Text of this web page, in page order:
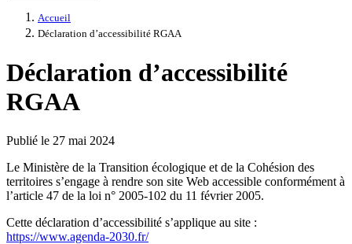
Accueil
Déclaration d’accessibilité RGAA
Déclaration d’accessibilité
RGAA
Publié le 27 mai 2024
Le Ministère de la Transition écologique et de la Cohésion des
territoires s’engage à rendre son site Web accessible conformément à
l’article 47 de la loi n° 2005-102 du 11 février 2005.
Cette déclaration d’accessibilité s’applique au site :
https://www.agenda-2030.fr/